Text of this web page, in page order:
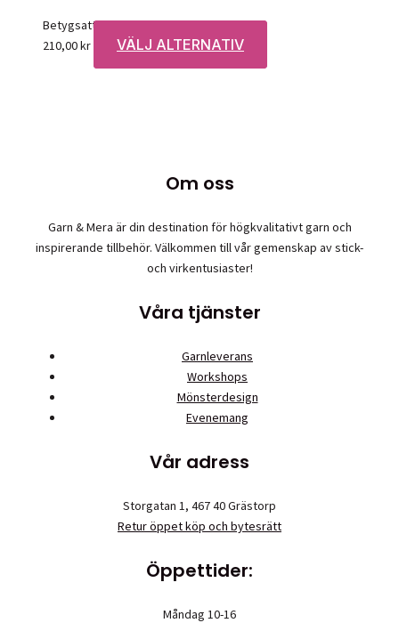
Betygsatt0av 5
210,00kr VÄLJ ALTERNATIV
här
kan
väljas
Om oss
Garn & Mera är din destination för högkvalitativt garn och
inspirerande tillbehör. Välkommen till vår gemenskap av stick-
och virkentusiaster!
Våra tjänster
Garnleverans
Workshops
Mönsterdesign
Evenemang
Vår adress
Storgatan 1, 467 40 Grästorp
Retur öppet köp och bytesrätt
Öppettider:
Måndag 10-16